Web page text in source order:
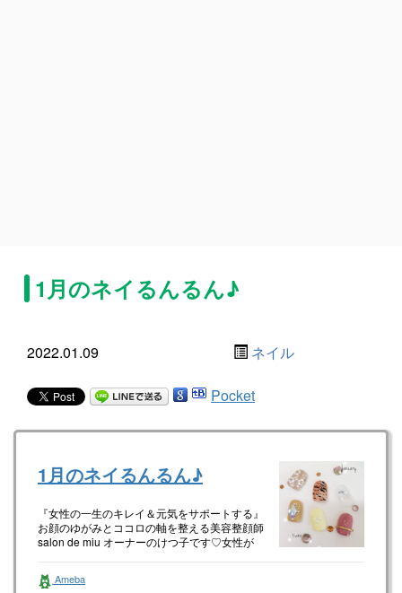
1月のネイるんるん♪
2022.01.09 ネイル
Pocket
1月のネイるんるん♪
『女性の一生のキレイ＆元気をサポートする』
お顔のゆがみとココロの軸を整える美容整顔師
salon de miu オーナーのけつ子です♡女性が
Ameba